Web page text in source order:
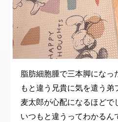
脂肪細胞腫で三本脚になっ
もと違う兄貴に気を遣う弟
麦太郎が心配になるほどで
いつもと違うってわかるん